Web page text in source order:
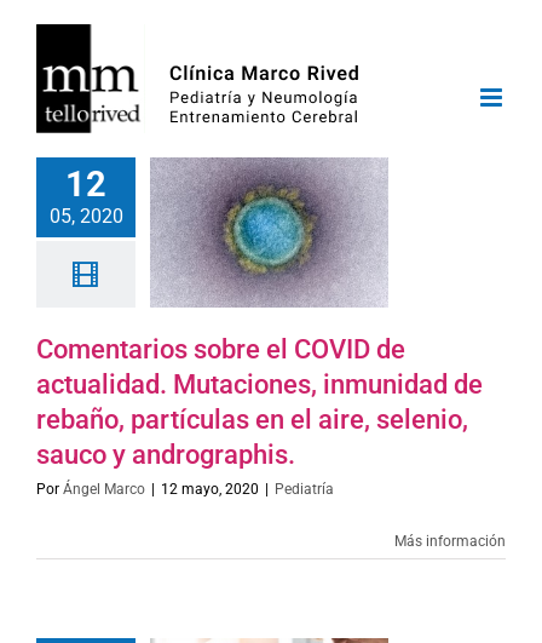
contenido
12
05, 2020
Comentarios sobre el COVID de
actualidad. Mutaciones, inmunidad de
rebaño, partículas en el aire, selenio,
sauco y andrographis.
Por Ángel Marco 12 mayo, 2020 Pediatría
Más información